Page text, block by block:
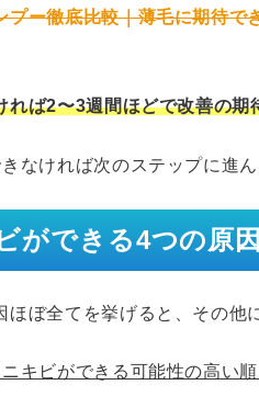
プー徹底比較｜薄毛に期待で
れば2〜3週間ほどで改善の
なければ次のステップに進ん
ができる4つの原
ぼ全てを挙げると、その他
キビができる可能性の高い